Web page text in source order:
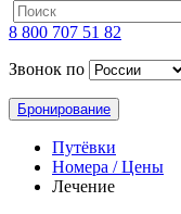
8 800 707 51 82
Звонок по
Бронирование
Путёвки
Номера / Цены
Лечение